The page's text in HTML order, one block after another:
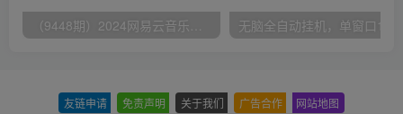
（9448期）2024网易云音乐人挂机项目，单机日入150+，无脑月入5000+
友链申请 免责声明 关于我们 广告合作 网站地图